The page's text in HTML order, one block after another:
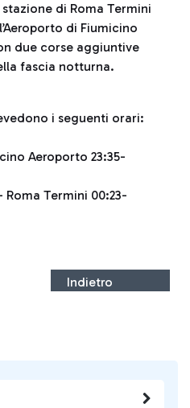
stazione di Roma Termini
di Fiumicino
due corse aggiuntive
fascia notturna.
i seguenti orari:
Aeroporto 23:35-
Termini 00:23-
Indietro